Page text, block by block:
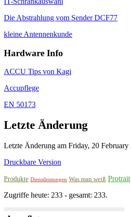
Die Abstrahlung vom Sender DCF77
kleine Antennenkunde
Hardware Info
ACCU Tips von Kagi
Accupflege
EN 50173
Letzte Änderung
Letzte Änderung am Friday, 20
Druckbare Version
Produkte Dienstleistungen Was man weiß Protrait
Zugriffe heute: 233 - gesamt: 233.